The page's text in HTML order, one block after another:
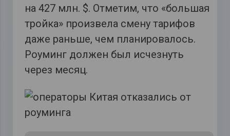
на 427 млн. $. Отметим, что «большая
тройка» произвела смену тарифов
даже раньше, чем планировалось.
Роуминг должен был исчезнуть
через месяц.